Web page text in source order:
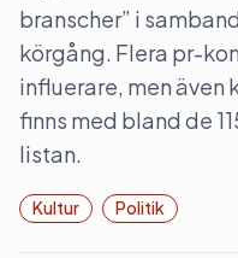
branscher” i
körgång. Flera pr-
influerare, men även
finns med bland de
listan.
Kultur Politik